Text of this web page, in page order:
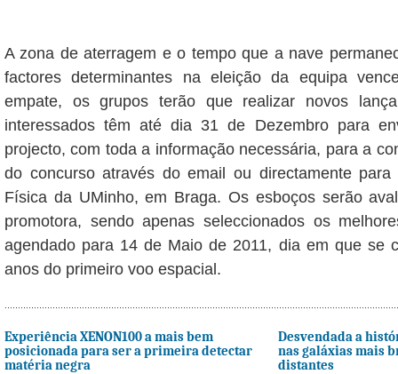
A zona de aterragem e o tempo que a nave
factores determinantes na eleição da equipa
empate, os grupos terão que realizar novos
interessados têm até dia 31 de Dezembro para
projecto, com toda a informação necessária, para a
do concurso através do email ou directamente
Física da UMinho, em Braga. Os esboços serão
promotora, sendo apenas seleccionados os
agendado para 14 de Maio de 2011, dia em que se
anos do primeiro voo espacial.
Experiência XENON100 a mais bem
posicionada para ser a primeira detectar
matéria negra
Desvendada a
nas galáxias mais
distantes